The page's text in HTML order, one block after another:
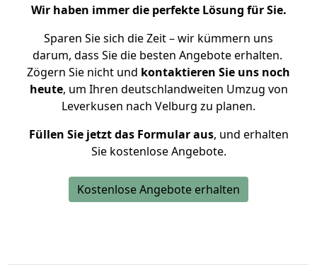
Wir haben immer die perfekte Lösung für Sie.
Sparen Sie sich die Zeit – wir kümmern uns
darum, dass Sie die besten Angebote erhalten.
Zögern Sie nicht und kontaktieren Sie uns noch
heute, um Ihren deutschlandweiten Umzug von
Leverkusen nach Velburg zu planen.
Füllen Sie jetzt das Formular aus, und erhalten
Sie kostenlose Angebote.
Kostenlose Angebote erhalten